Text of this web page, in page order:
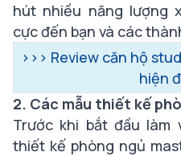
hút nhiều năng lượng
cực đến bạn và các
>>> Review căn hộ
hiện
2. Các mẫu thiết kế
Trước khi bắt đầu
thiết kế phòng ngủ